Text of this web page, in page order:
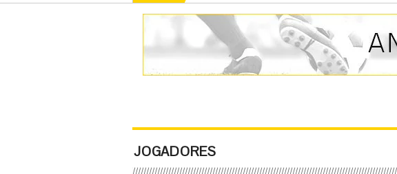
JOGADORES